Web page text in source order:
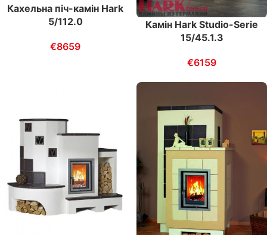
Каxельна піч-камін Hark
5/112.0
€8659
Камін Hark Studio-Serie
15/45.1.3
€6159